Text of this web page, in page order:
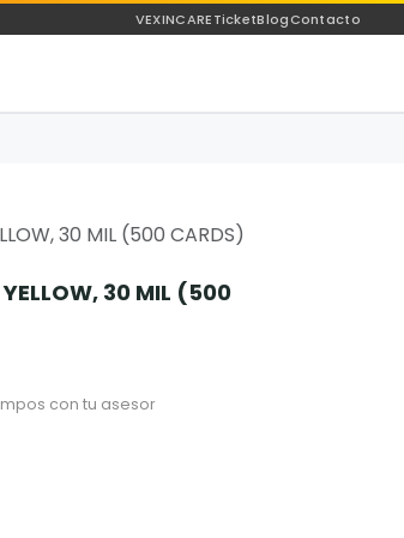
VEXINCARETicketBlogContacto
30 MIL (500 CARDS)
30 MIL (500
con tu asesor